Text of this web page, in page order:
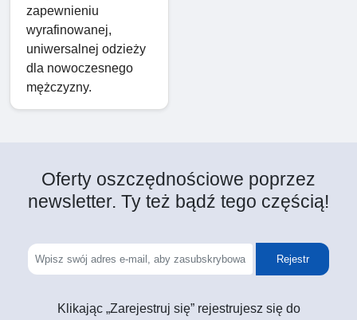
zapewnieniu
wyrafinowanej,
uniwersalnej odzieży
dla nowoczesnego
mężczyzny.
Oferty oszczędnościowe poprzez
newsletter. Ty też bądź tego częścią!
Rejestr
Klikając „Zarejestruj się” rejestrujesz się do